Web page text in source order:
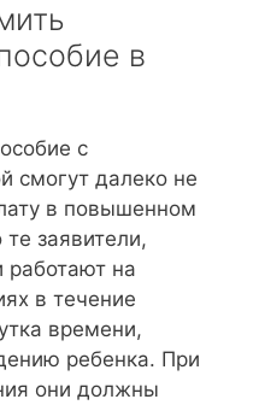
в
с
смогут далеко не
в повышенном
заявители,
на
в течение
времени,
ребенка. При
они должны